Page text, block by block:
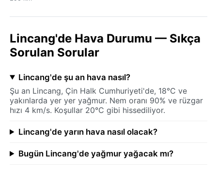
Lincang'de Hava Durumu — Sıkça
Sorulan Sorular
Lincang'de şu an hava nasıl?
Şu an Lincang, Çin Halk Cumhuriyeti'de, 18°C ve
yakınlarda yer yer yağmur. Nem oranı 90% ve rüzgar
hızı 4 km/s. Koşullar 20°C gibi hissediliyor.
Lincang'de yarın hava nasıl olacak?
Bugün Lincang'de yağmur yağacak mı?